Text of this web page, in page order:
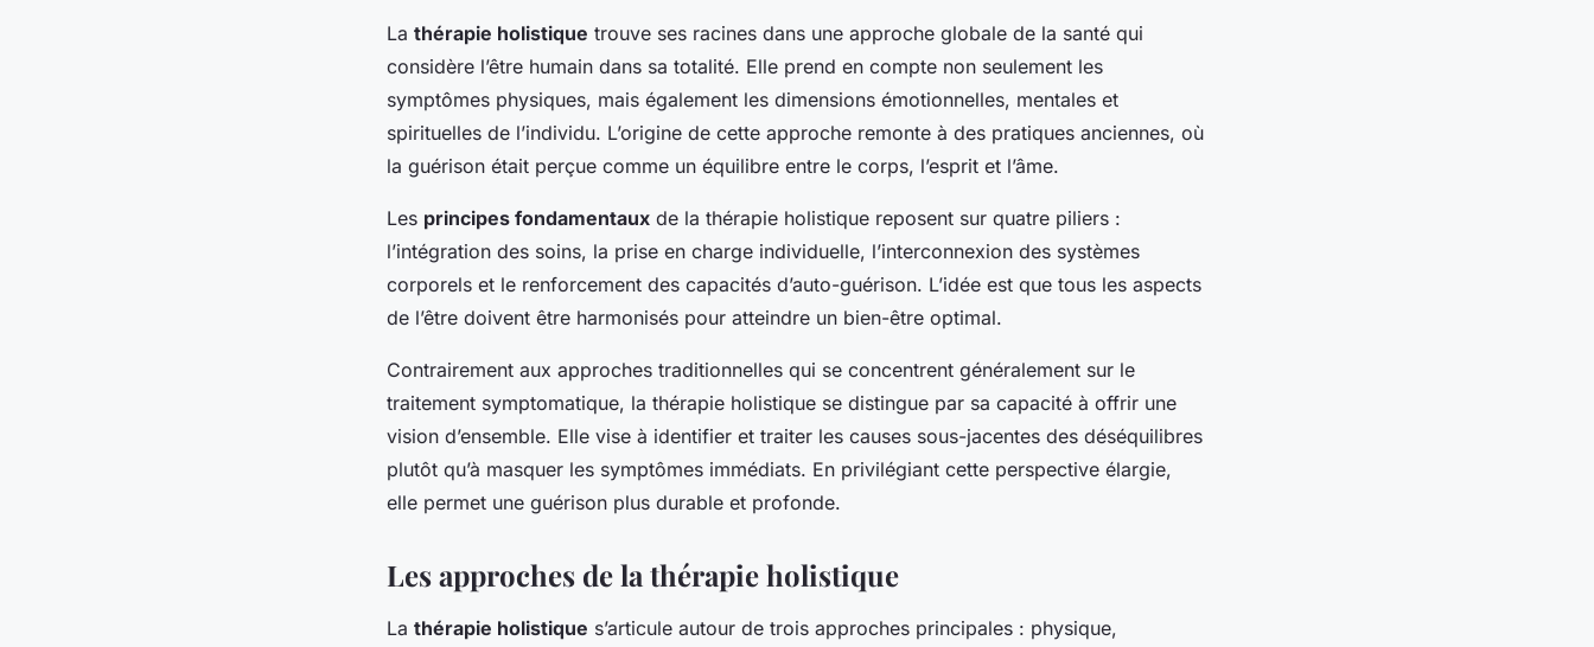
La thérapie holistique trouve ses racines dans une approche globale de la santé qui
considère l’être humain dans sa totalité. Elle prend en compte non seulement les
symptômes physiques, mais également les dimensions émotionnelles, mentales et
spirituelles de l’individu. L’origine de cette approche remonte à des pratiques anciennes, où
la guérison était perçue comme un équilibre entre le corps, l’esprit et l’âme.
Les principes fondamentaux de la thérapie holistique reposent sur quatre piliers :
l’intégration des soins, la prise en charge individuelle, l’interconnexion des systèmes
corporels et le renforcement des capacités d’auto-guérison. L’idée est que tous les aspects
de l’être doivent être harmonisés pour atteindre un bien-être optimal.
Contrairement aux approches traditionnelles qui se concentrent généralement sur le
traitement symptomatique, la thérapie holistique se distingue par sa capacité à offrir une
vision d’ensemble. Elle vise à identifier et traiter les causes sous-jacentes des déséquilibres
plutôt qu’à masquer les symptômes immédiats. En privilégiant cette perspective élargie,
elle permet une guérison plus durable et profonde.
Les approches de la thérapie holistique
La thérapie holistique s’articule autour de trois approches principales : physique,